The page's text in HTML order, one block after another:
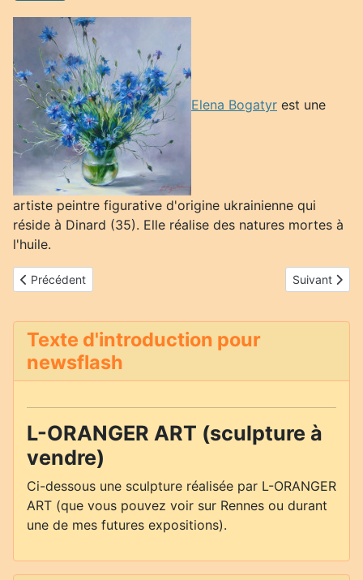
Elena Bogatyr est une
artiste peintre figurative d'origine ukrainienne qui
réside à Dinard (35). Elle réalise des natures mortes à
l'huile.
Article précédent : Dominique Bizien
Précédent Article
Suivant
Texte d'introduction pour
newsflash
L-ORANGER ART (sculpture à
vendre)
Ci-dessous une sculpture réalisée par L-ORANGER
ART (que vous pouvez voir sur Rennes ou durant
une de mes futures expositions).